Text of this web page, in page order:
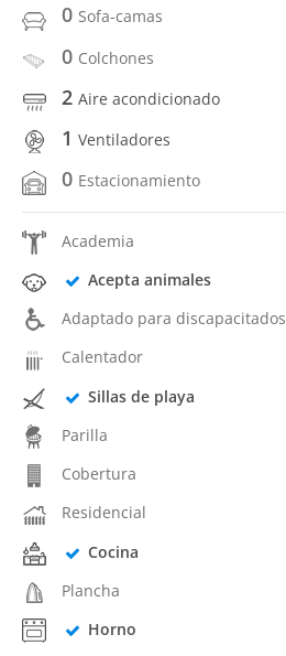
0 Sofa-camas
0 Colchones
2 Aire acondicionado
1 Ventiladores
0 Estacionamiento
Academia
Acepta animales
Adaptado para discapacitados
Calentador
Sillas de playa
Parilla
Cobertura
Residencial
Cocina
Plancha
Horno